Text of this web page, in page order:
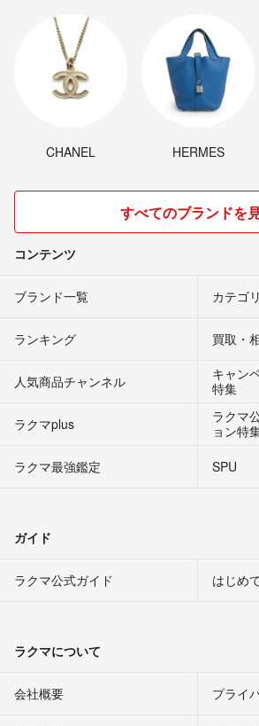
CHANEL HERMES
すべてのブランドを
コンテンツ
ブランド一覧 カテゴ
ランキング 買取・
人気商品チャンネル
キャン
特集
ラクマplus
ラクマ
ョン特
ラクマ最強鑑定
SPU
ガイド
ラクマ公式ガイド はじめ
ラクマについて
会社概要 プライ